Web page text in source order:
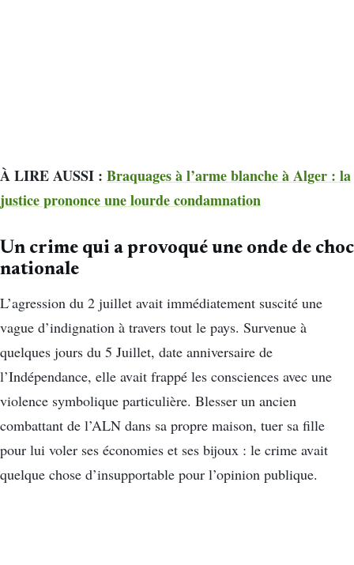
À LIRE AUSSI : Braquages à l’arme blanche à Alger : la
justice prononce une lourde condamnation
Un crime qui a provoqué une onde de choc
nationale
L’agression du 2 juillet avait immédiatement suscité une
vague d’indignation à travers tout le pays. Survenue à
quelques jours du 5 Juillet, date anniversaire de
l’Indépendance, elle avait frappé les consciences avec une
violence symbolique particulière. Blesser un ancien
combattant de l’ALN dans sa propre maison, tuer sa fille
pour lui voler ses économies et ses bijoux : le crime avait
quelque chose d’insupportable pour l’opinion publique.